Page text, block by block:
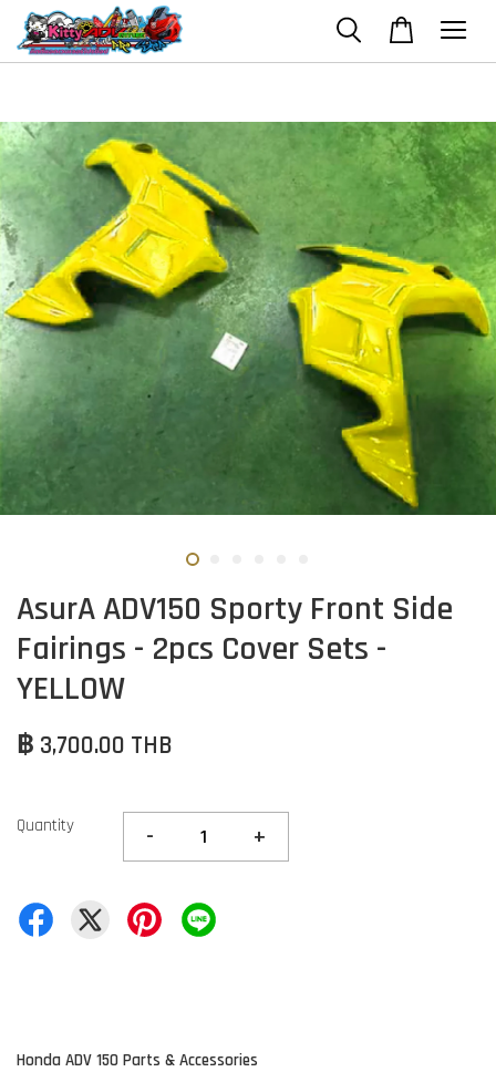
AsurA ADV150 Sporty Front Side
Fairings - 2pcs Cover Sets -
YELLOW
฿ 3,700.00 THB
Quantity - +
Honda ADV 150 Parts & Accessories